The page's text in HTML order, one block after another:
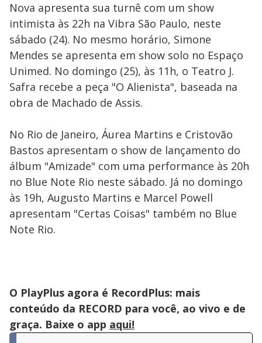
Nova apresenta sua turnê com um show
intimista às 22h na Vibra São Paulo, neste
sábado (24). No mesmo horário, Simone
Mendes se apresenta em show solo no Espaço
Unimed. No domingo (25), às 11h, o Teatro J.
Safra recebe a peça "O Alienista", baseada na
obra de Machado de Assis.
No Rio de Janeiro, Áurea Martins e Cristovão
Bastos apresentam o show de lançamento do
álbum "Amizade" com uma performance às 20h
no Blue Note Rio neste sábado. Já no domingo
às 19h, Augusto Martins e Marcel Powell
apresentam "Certas Coisas" também no Blue
Note Rio.
O PlayPlus agora é RecordPlus: mais
conteúdo da RECORD para você, ao vivo e de
graça. Baixe o app aqui!